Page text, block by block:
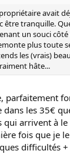
avait
être tranquille.
un souci côté
plus toute
les (vrais)
hâte...
parfaitement
les 35€
arrivent à le
fois que je
difficultés